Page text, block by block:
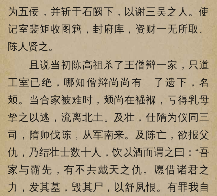
为五佞，并斩于石阙下，以谢三吴之人。使
记室裴矩收图籍，封府库，资财一无所取。
陈人贤之。
且说当初陈高祖杀了王僧辩一家，只道
王室已绝，哪知僧辩尚尚有一子遗下，名
𫠆。当合家被难时，𫠆尚在襁褓，亏得乳母
挚之以逃，流离北土。及壮，仕隋为仪同三
司，隋师伐陈，从军南来。及陈亡，欲报父
仇，乃结壮士数十人，饮以酒而谓之曰：“吾
家与霸先，有不共戴天之仇。愿借诸君之
力，发其墓，毁其尸，以舒夙恨。有罪我自